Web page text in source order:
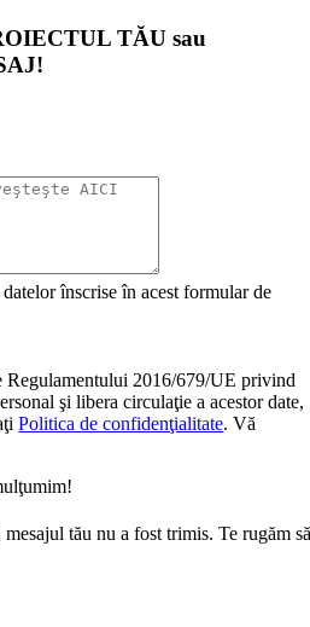
TĂU sau
înscrise în acest formular de
Regulamentului 2016/679/UE privind
şi libera circulaţie a acestor date,
Politica de confidenţialitate. Vă
tău nu a fost trimis. Te rugăm